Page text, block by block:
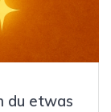
du etwas